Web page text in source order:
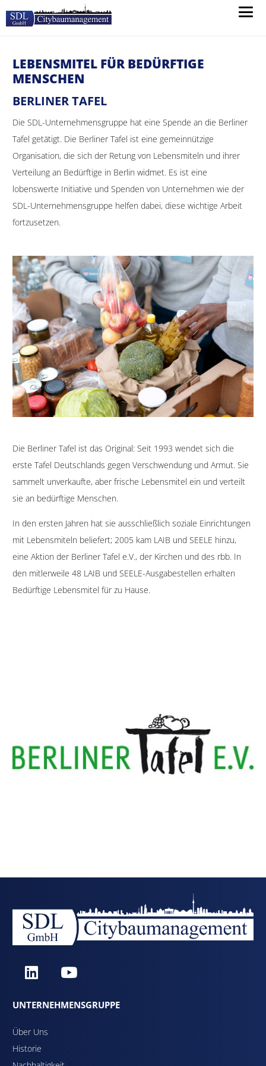
LEBENSMITEL FÜR BEDÜRFTIGE
MENSCHEN
BERLINER TAFEL
Die SDL-Unternehmensgruppe hat eine Spende an die Berliner
Tafel getätigt. Die Berliner Tafel ist eine gemeinnützige
Organisation, die sich der Retung von Lebensmiteln und ihrer
Verteilung an Bedürftige in Berlin widmet. Es ist eine
lobenswerte Initiative und Spenden von Unternehmen wie der
SDL-Unternehmensgruppe helfen dabei, diese wichtige Arbeit
fortzusetzen.
Die Berliner Tafel ist das Original: Seit 1993 wendet sich die
erste Tafel Deutschlands gegen Verschwendung und Armut. Sie
sammelt unverkaufte, aber frische Lebensmitel ein und verteilt
sie an bedürftige Menschen.
In den ersten Jahren hat sie ausschließlich soziale Einrichtungen
mit Lebensmiteln beliefert; 2005 kam LAIB und SEELE hinzu,
eine Aktion der Berliner Tafel e.V., der Kirchen und des rbb. In
den mitlerweile 48 LAIB und SEELE-Ausgabestellen erhalten
Bedürftige Lebensmitel für zu Hause.
UNTERNEHMENSGRUPPE
Über Uns
Historie